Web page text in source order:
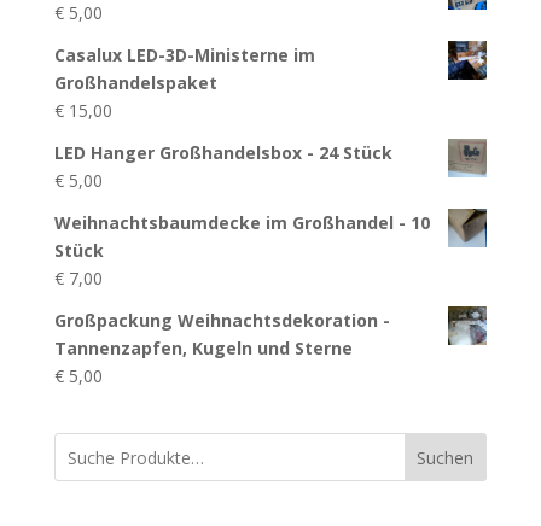
€5,00
Casalux LED-3D-Ministerne im
Großhandelspaket
€15,00
LED Hanger Großhandelsbox - 24 Stück
€5,00
Weihnachtsbaumdecke im Großhandel - 10
Stück
€7,00
Großpackung Weihnachtsdekoration -
Tannenzapfen, Kugeln und Sterne
€5,00
Suchen